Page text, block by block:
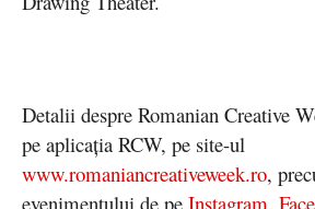
Detalii despre Romanian Creative
pe aplicația RCW, pe site-ul
www.romaniancreativeweek.ro,
evenimentului de pe Instagram,